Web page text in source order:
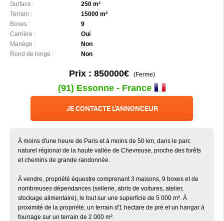
Surface :
250 m²
Terrain :
15000 m²
Boxes :
9
Carrière :
Oui
Manège :
Non
Rond de longe :
Non
Prix : 850000€(Ferme)
(91) Essonne - France
JE CONTACTE L'ANNONCEUR
À moins d'une heure de Paris et à moins de 50 km, dans le parc
naturel régional de la haute vallée de Chevreuse, proche des forêts
et chemins de grande randonnée.
À vendre, propriété équestre comprenant 3 maisons, 9 boxes et de
nombreuses dépendances (sellerie, abris de voitures, atelier,
stockage alimentaire), le tout sur une superficie de 5 000 m². À
proximité de la propriété, un terrain d'1 hectare de pré et un hangar à
fourrage sur un terrain de 2 000 m².